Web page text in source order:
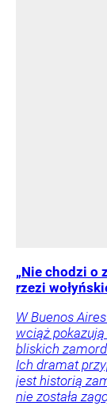
„Nie chodzi o
rzezi
W Buenos
wciąż
bliskich
Ich dramat
jest historią
nie została